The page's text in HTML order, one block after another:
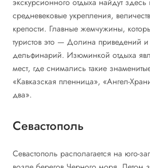
экскурсионного отдыха найдут
средневековые укрепления,
крепости. Главные жемчужины,
туристов это — Долина приведений
дельфинарий. Изюминкой отдыха
мест, где снимались такие
«Кавказская пленница», «Ангел-
два».
Севастополь
Севастополь располагается на юго-